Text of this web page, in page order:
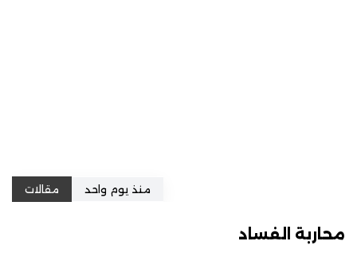
منذ يوم واحد مقالات
محاربة الفساد